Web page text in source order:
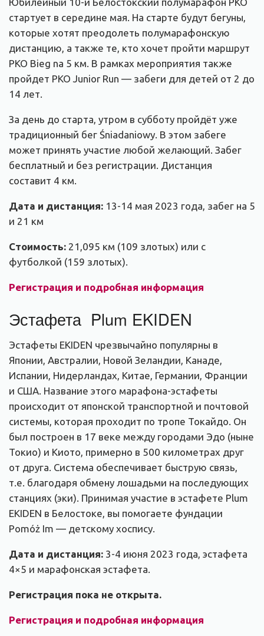
стартует в середине мая. На старте будут бегуны,
которые хотят преодолеть полумарафонскую
дистанцию, а также те, кто хочет пройти маршрут
PKO Bieg na 5 км. В рамках мероприятия также
пройдет PKO Junior Run — забеги для детей от 2 до
14 лет.
За день до старта, утром в субботу пройдёт уже
традиционный бег Śniadaniowy. В этом забеге
может принять участие любой желающий. Забег
бесплатный и без регистрации. Дистанция
составит 4 км.
Дата и дистанция: 13-14 мая 2023 года, забег на 5
и 21 км
Стоимость: 21,095 км (109 злотых) или с
футболкой (159 злотых).
Регистрация и подробная информация
Эстафета Plum EKIDEN
Эстафеты EKIDEN чрезвычайно популярны в
Японии, Австралии, Новой Зеландии, Канаде,
Испании, Нидерландах, Китае, Германии, Франции
и США. Название этого марафона-эстафеты
происходит от японской транспортной и почтовой
системы, которая проходит по тропе Токайдо. Он
был построен в 17 веке между городами Эдо (ныне
Токио) и Киото, примерно в 500 километрах друг
от друга. Система обеспечивает быструю связь,
т.е. благодаря обмену лошадьми на последующих
станциях (эки). Принимая участие в эстафете Plum
EKIDEN в Белостоке, вы помогаете фундации
Pomóż Im — детскому хоспису.
Дата и дистанция: 3-4 июня 2023 года, эстафета
4×5 и марафонская эстафета.
Регистрация пока не открыта.
Регистрация и подробная информация